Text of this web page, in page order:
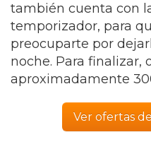
también cuenta con
temporizador, para
preocuparte por
noche. Para finalizar,
aproximadamente
Ver ofertas